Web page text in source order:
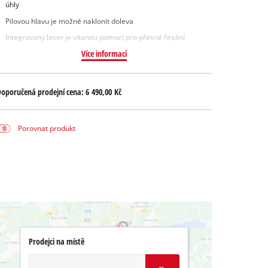
úhly
Pilovou hlavu je možné naklonit doleva
Integrovaný laser je vítanou pomocí pro přesné řezání
Více informací
prodejní cena: 6 490,00 Kč
Porovnat produkt
Prodejci na místě